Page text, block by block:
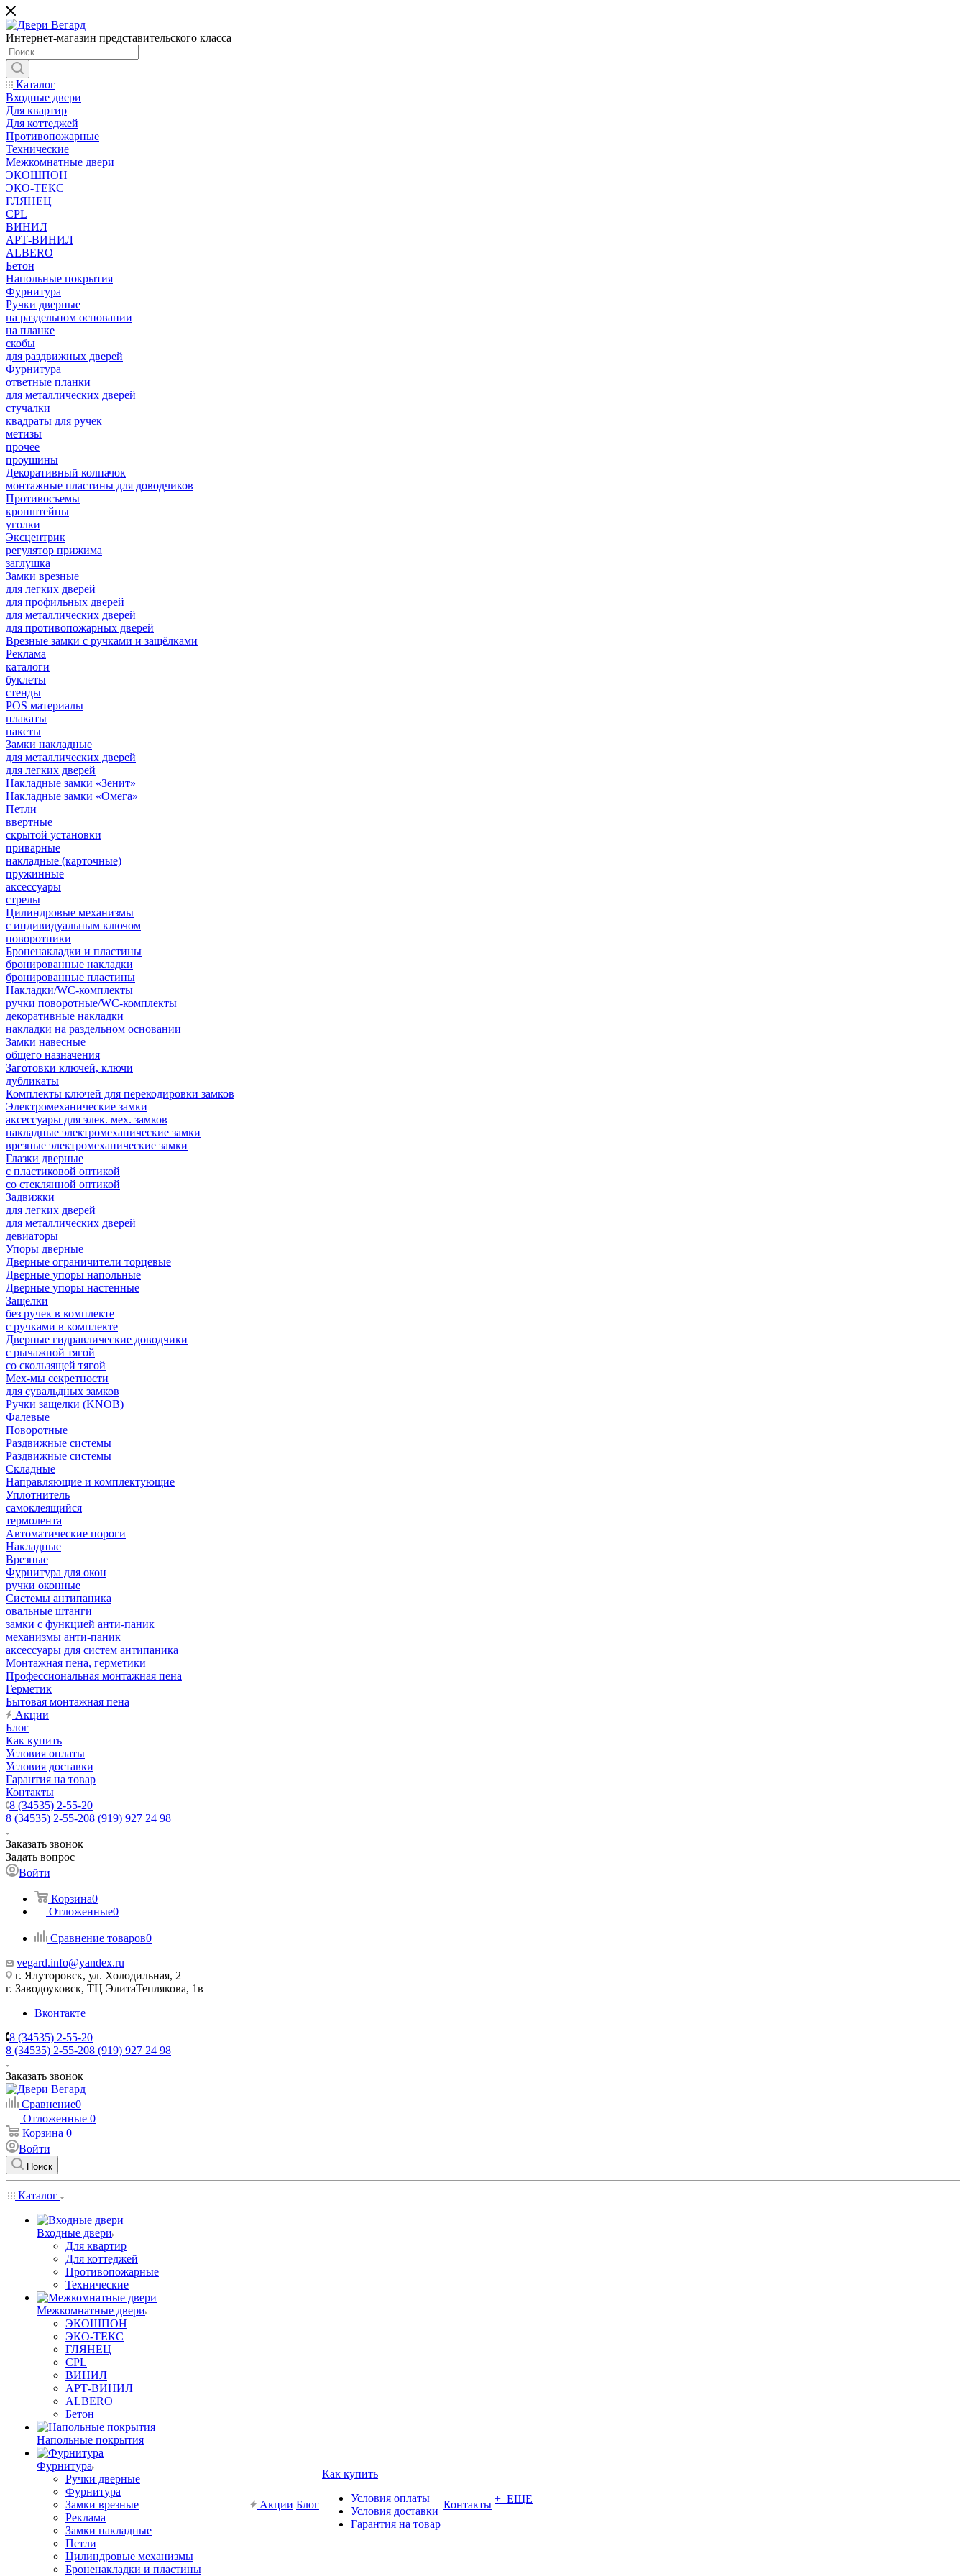
Интернет-магазин представительского класса
Каталог
Входные двери
Для квартир
Для коттеджей
Противопожарные
Технические
Межкомнатные двери
ЭКОШПОН
ЭКО-ТЕКС
ГЛЯНЕЦ
CPL
ВИНИЛ
АРТ-ВИНИЛ
ALBERO
Бетон
Напольные покрытия
Фурнитура
Ручки дверные
на раздельном основании
на планке
скобы
для раздвижных дверей
Фурнитура
ответные планки
для металлических дверей
стучалки
квадраты для ручек
метизы
прочее
проушины
Декоративный колпачок
монтажные пластины для доводчиков
Противосъемы
кронштейны
уголки
Эксцентрик
регулятор прижима
заглушка
Замки врезные
для легких дверей
для профильных дверей
для металлических дверей
для противопожарных дверей
Врезные замки с ручками и защёлками
Реклама
каталоги
буклеты
стенды
POS материалы
плакаты
пакеты
Замки накладные
для металлических дверей
для легких дверей
Накладные замки «Зенит»
Накладные замки «Омега»
Петли
ввертные
скрытой установки
приварные
накладные (карточные)
пружинные
аксессуары
стрелы
Цилиндровые механизмы
с индивидуальным ключом
поворотники
Броненакладки и пластины
бронированные накладки
бронированные пластины
Накладки/WC-комплекты
ручки поворотные/WC-комплекты
декоративные накладки
накладки на раздельном основании
Замки навесные
общего назначения
Заготовки ключей, ключи
дубликаты
Комплекты ключей для перекодировки замков
Электромеханические замки
аксессуары для элек. мех. замков
накладные электромеханические замки
врезные электромеханические замки
Глазки дверные
с пластиковой оптикой
со стеклянной оптикой
Задвижки
для легких дверей
для металлических дверей
девиаторы
Упоры дверные
Дверные ограничители торцевые
Дверные упоры напольные
Дверные упоры настенные
Защелки
без ручек в комплекте
с ручками в комплекте
Дверные гидравлические доводчики
с рычажной тягой
со скользящей тягой
Мех-мы секретности
для сувальдных замков
Ручки защелки (KNOB)
Фалевые
Поворотные
Раздвижные системы
Раздвижные системы
Складные
Направляющие и комплектующие
Уплотнитель
самоклеящийся
термолента
Автоматические пороги
Накладные
Врезные
Фурнитура для окон
ручки оконные
Системы антипаника
овальные штанги
замки с функцией анти-паник
механизмы анти-паник
аксессуары для систем антипаника
Монтажная пена, герметики
Профессиональная монтажная пена
Герметик
Бытовая монтажная пена
Акции
Блог
Как купить
Условия оплаты
Условия доставки
Гарантия на товар
Контакты
8 (34535) 2-55-20
8 (34535) 2-55-208 (919) 927 24 98
Заказать звонок
Задать вопрос
Войти
Корзина0
Отложенные0
Сравнение товаров0
vegard.info@yandex.ru
г. Ялуторовск, ул. Холодильная, 2
г. Заводоуковск, ​ТЦ Элита​Теплякова, 1в
Вконтакте
8 (34535) 2-55-20
8 (34535) 2-55-208 (919) 927 24 98
Заказать звонок
Сравнение0
Отложенные 0
Корзина 0
Войти
Поиск
Каталог
Входные двери
Для квартир
Для коттеджей
Противопожарные
Технические
Межкомнатные двери
ЭКОШПОН
ЭКО-ТЕКС
ГЛЯНЕЦ
CPL
ВИНИЛ
АРТ-ВИНИЛ
ALBERO
Бетон
Напольные покрытия
Фурнитура
Ручки дверные
Фурнитура
Замки врезные
Реклама
Замки накладные
Петли
Цилиндровые механизмы
Броненакладки и пластины
Акции Блог
Как купить
Условия оплаты
Условия доставки
Гарантия на товар
Контакты + ЕЩЕ